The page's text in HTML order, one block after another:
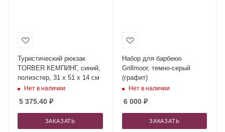
Туристический рюкзак
TORBER КЕМПИНГ, синий,
полиэстер, 31 х 51 х 14 см
Нет в наличии
5 375.40 ₽
ЗАКАЗАТЬ
Набор для барбекю
Grillmoor, темно-серый
(графит)
Нет в наличии
6 000₽
ЗАКАЗАТЬ